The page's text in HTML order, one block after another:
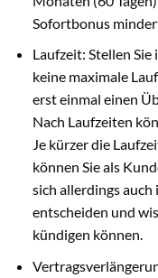
Sofortbonus
Laufzeit: Stellen
keine maximale
erst einmal einen
Nach Laufzeiten
Je kürzer die
können Sie als
sich allerdings
entscheiden und
kündigen können.